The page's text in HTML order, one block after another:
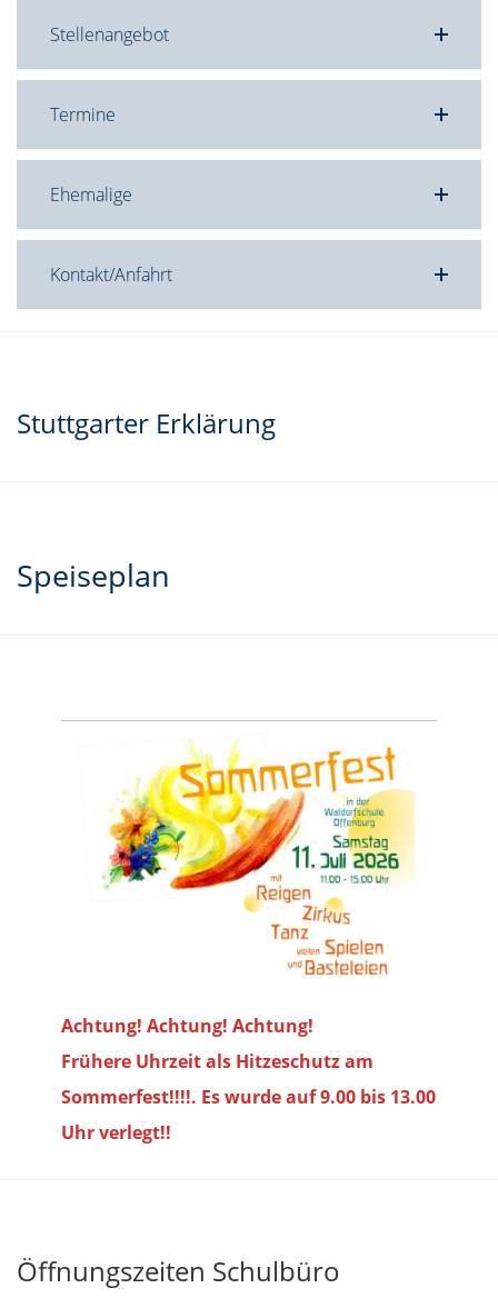
Stellenangebot
Termine
Ehemalige
Kontakt/Anfahrt
Stuttgarter Erklärung
Speiseplan
Achtung! Achtung! Achtung!
Frühere Uhrzeit als Hitzeschutz am
Sommerfest!!!!. Es wurde auf 9.00 bis 13.00
Uhr verlegt!!
Öffnungszeiten Schulbüro